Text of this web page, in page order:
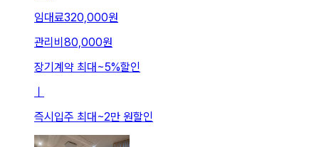
임대료320,000원
관리비 80,000원
장기계약 최대~5%할인
ㅣ
즉시입주 최대~2만 원할인